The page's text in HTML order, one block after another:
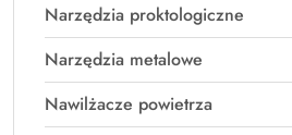
Narzędzia proktologiczne
Narzędzia metalowe
Nawilżacze powietrza